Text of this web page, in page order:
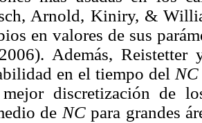
Arnold, Kiniry, &
en valores de sus
2006). Además, Reistetter
en el tiempo del NC
discretización de
de NCpara grandes